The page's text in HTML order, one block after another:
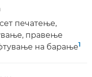
печатење,
правење
на барање1